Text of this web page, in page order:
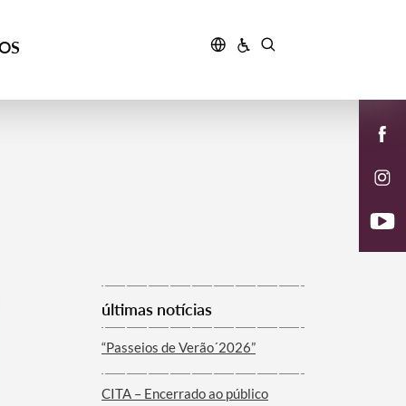
últimas notícias
“Passeios de Verão´2026”
CITA – Encerrado ao público